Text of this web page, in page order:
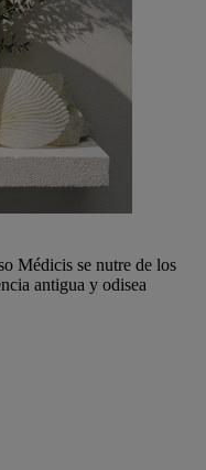
Médicis se nutre de los
antigua y odisea